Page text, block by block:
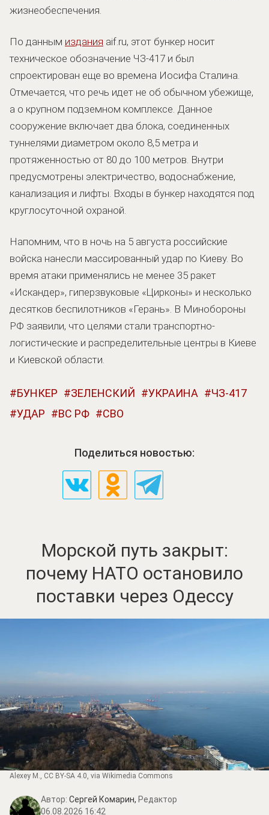
жизнеобеспечения.
По данным издания aif.ru, этот бункер носит
техническое обозначение ЧЗ-417 и был
спроектирован еще во времена Иосифа Сталина.
Отмечается, что речь идет не об обычном убежище,
а о крупном подземном комплексе. Данное
сооружение включает два блока, соединенных
туннелями диаметром около 8,5 метра и
протяженностью от 80 до 100 метров. Внутри
предусмотрены электричество, водоснабжение,
канализация и лифты. Входы в бункер находятся под
круглосуточной охраной.
Напомним, что в ночь на 5 августа российские
войска нанесли массированный удар по Киеву. Во
время атаки применялись не менее 35 ракет
«Искандер», гиперзвуковые «Цирконы» и несколько
десятков беспилотников «Герань». В Минобороны
РФ заявили, что целями стали транспортно-
логистические и распределительные центры в Киеве
и Киевской области.
БУНКЕР ЗЕЛЕНСКИЙ УКРАИНА
ЧЗ-417
УДАР
ВС РФ СВО
Поделиться новостью:
Морской путь закрыт:
почему НАТО остановило
поставки через Одессу
Alexey M. CC BY-SA 4.0 , via Wikimedia Commons
Автор: Сергей Комарин, Редактор
06.08.2026 16:42